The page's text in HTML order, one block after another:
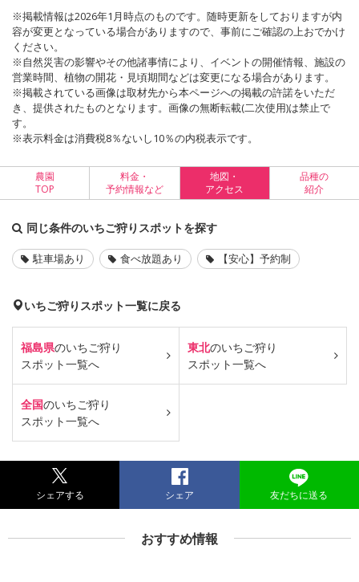
※掲載情報は2026年1月時点のものです。随時更新をしておりますが内
容が変更となっている場合がありますので、事前にご確認の上おでかけ
ください。
※自然災害の影響やその他諸事情により、イベントの開催情報、施設の
営業時間、植物の開花・見頃期間などは変更になる場合があります。
※掲載されている画像は取材先から本ページへの掲載の許諾をいただ
き、提供されたものとなります。画像の無断転載(二次使用)は禁止で
す。
※表示料金は消費税8％ないし10％の内税表示です。
農園
TOP
料金・
予約情報など
地図・
アクセス
品種の
紹介
同じ条件のいちご狩りスポットを探す
駐車場あり 食べ放題あり 【安心】予約制
いちご狩りスポット一覧に戻る
福島県のいちご狩り
スポット一覧へ
東北のいちご狩り
スポット一覧へ
全国のいちご狩り
スポット一覧へ
シェアする シェア 友だちに送る
おすすめ情報